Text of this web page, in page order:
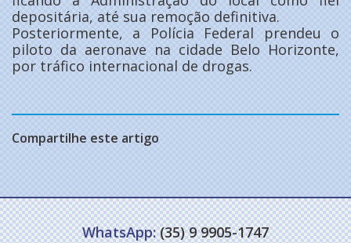
depositária, até sua remoção definitiva.
Posteriormente, a Polícia Federal prendeu o
piloto da aeronave na cidade Belo Horizonte,
por tráfico internacional de drogas.
Compartilhe este artigo
WhatsApp:(35) 9 9905-1747